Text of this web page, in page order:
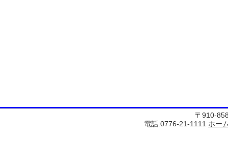
〒910-
電話:0776-21-1111 ホー